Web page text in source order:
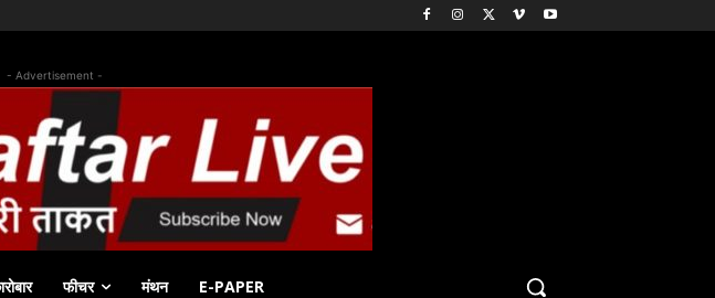
- Advertisement -
फीचर मंथन E-PAPER